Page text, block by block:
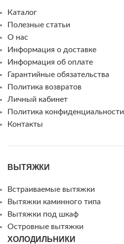
Каталог
Полезные статьи
О нас
Информация о доставке
Информация об оплате
Гарантийные обязательства
Политика возвратов
Личный кабинет
Политика конфиденциальности
Контакты
ВЫТЯЖКИ
Встраиваемые вытяжки
Вытяжки каминного типа
Вытяжки под шкаф
Островные вытяжки
ХОЛОДИЛЬНИКИ